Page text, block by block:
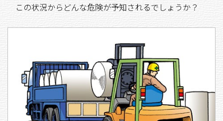
この状況からどんな危険が予知されるでしょうか？